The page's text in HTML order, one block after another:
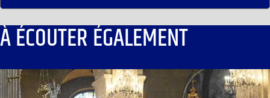
À ÉCOUTER ÉGALEMENT